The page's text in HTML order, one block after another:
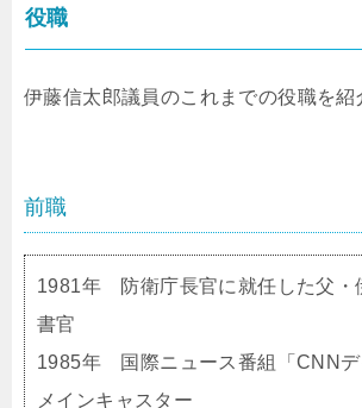
役職
伊藤信太郎議員のこれまでの役職を紹
前職
1981年 防衛庁長官に就任した父・
書官
1985年 国際ニュース番組「CNNデ
メインキャスター